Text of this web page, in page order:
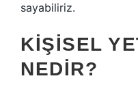
sayabiliriz.
KIŞISEL
NEDIR?